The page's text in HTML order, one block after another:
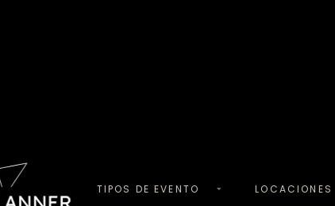
TIPOS DE EVENTO LOCACIONES